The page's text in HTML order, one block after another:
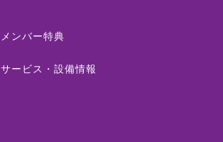
メンバー特典
サービス・設備情報